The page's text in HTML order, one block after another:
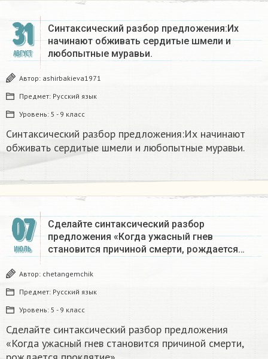
31
АВГУСТ
Синтаксический разбор предложения:Их
начинают обживать сердитые шмели и
любопытные муравьи.
Автор: ashirbakieva1971
Предмет: Русский язык
Уровень: 5 - 9 класс
Синтаксический разбор предложения:Их начинают
обживать сердитые шмели и любопытные муравьи.
07
ИЮЛЬ
Сделайте синтаксический разбор
предложения «Когда ужасный гнев
становится причиной смерти, рождается…
Автор: chetangemchik
Предмет: Русский язык
Уровень: 5 - 9 класс
Сделайте синтаксический разбор предложения
«Когда ужасный гнев становится причиной смерти,